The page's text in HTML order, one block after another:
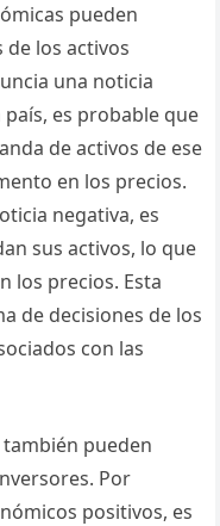
pueden
los activos
una noticia
es probable que
de activos de ese
en los precios.
negativa, es
sus activos, lo que
los precios. Esta
de decisiones de los
con las
pueden
Por
positivos, es